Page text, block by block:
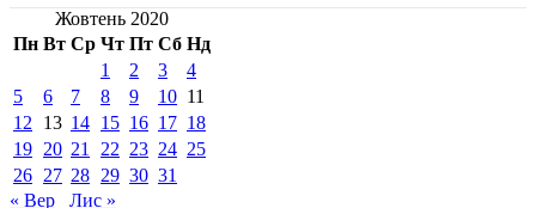
Жовтень 2020
Пн Вт Ср Чт Пт Сб Нд
1
2 3
4
5
6 7 8 9 10 11
12
13 14 15 16 17 18
19 20 21 22 23 24 25
26 27 28 29 30 31
« Вер
Лис »